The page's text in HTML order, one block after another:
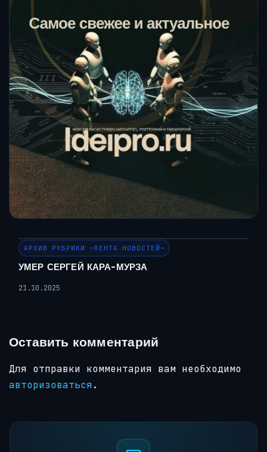
АРХИВ РУБРИКИ ~ЛЕНТА НОВОСТЕЙ~
УМЕР СЕРГЕЙ КАРА-МУРЗА
21.10.2025
Оставить комментарий
Для отправки комментария вам необходимо
авторизоваться.